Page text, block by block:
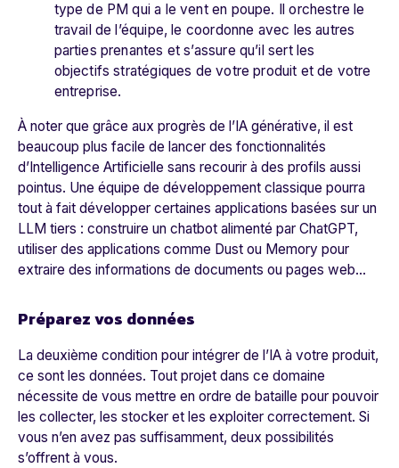
type de PM qui a le vent en poupe. Il orchestre le
travail de l’équipe, le coordonne avec les autres
parties prenantes et s’assure qu’il sert les
objectifs stratégiques de votre produit et de votre
entreprise.
À noter que grâce aux progrès de l’IA générative, il est
beaucoup plus facile de lancer des fonctionnalités
d’Intelligence Artificielle sans recourir à des profils aussi
pointus. Une équipe de développement classique pourra
tout à fait développer certaines applications basées sur un
LLM tiers : construire un chatbot alimenté par ChatGPT,
utiliser des applications comme Dust ou Memory pour
extraire des informations de documents ou pages web…
Préparez vos données
La deuxième condition pour intégrer de l’IA à votre produit,
ce sont les données. Tout projet dans ce domaine
nécessite de vous mettre en ordre de bataille pour pouvoir
les collecter, les stocker et les exploiter correctement. Si
vous n’en avez pas suffisamment, deux possibilités
s’offrent à vous.